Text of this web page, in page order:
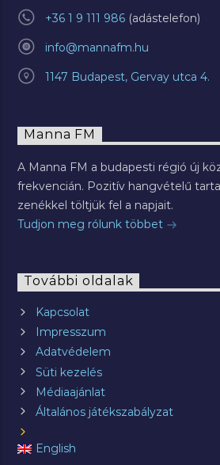
+36 1 9 111 986
info@mannafm.hu
1147 Budapest, Gervay utca 4.
Manna FM
A Manna FM a budapesti régió új
frekvencián. Pozitív hangvételű
zenékkel töltjük fel a napjait.
Tudjon meg rólunk többet
További oldalak
Kapcsolat
Impresszum
Adatvédelem
Süti kezelés
Médiaajánlat
Általános játékszabályzat
English